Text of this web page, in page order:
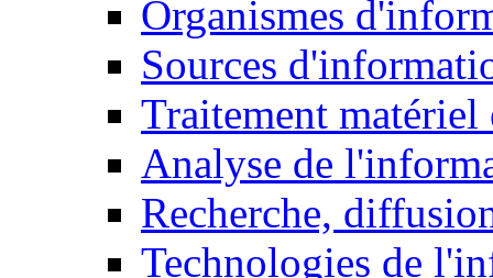
Organismes
Sources
Traitement matériel
Analyse de
Recherche,
Technologies de